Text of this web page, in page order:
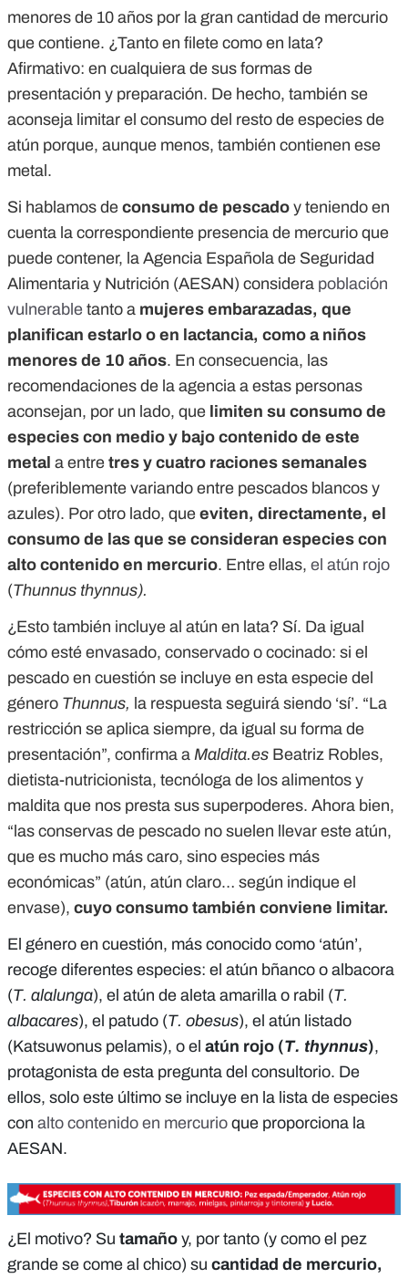
menores de 10 años por la gran cantidad de mercurio
que contiene. ¿Tanto en filete como en lata?
Afirmativo: en cualquiera de sus formas de
presentación y preparación. De hecho, también se
aconseja limitar el consumo del resto de especies de
atún porque, aunque menos, también contienen ese
metal.
Si hablamos de consumo de pescado y teniendo en
cuenta la correspondiente presencia de mercurio que
puede contener, la Agencia Española de Seguridad
Alimentaria y Nutrición (AESAN) considera población
vulnerable tanto a mujeres embarazadas, que
planifican estarlo o en lactancia, como a niños
menores de 10 años. En consecuencia, las
recomendaciones de la agencia a estas personas
aconsejan, por un lado, que limiten su consumo de
especies con medio y bajo contenido de este
metal a entre tres y cuatro raciones semanales
(preferiblemente variando entre pescados blancos y
azules). Por otro lado, que eviten, directamente, el
consumo de las que se consideran especies con
alto contenido en mercurio. Entre ellas, el atún rojo
(Thunnus thynnus).
¿Esto también incluye al atún en lata? Sí. Da igual
cómo esté envasado, conservado o cocinado: si el
pescado en cuestión se incluye en esta especie del
género Thunnus, la respuesta seguirá siendo ‘sí’. “La
restricción se aplica siempre, da igual su forma de
presentación”, confirma a Maldita.es Beatriz Robles,
dietista-nutricionista, tecnóloga de los alimentos y
maldita que nos presta sus superpoderes. Ahora bien,
“las conservas de pescado no suelen llevar este atún,
que es mucho más caro, sino especies más
económicas” (atún, atún claro… según indique el
envase), cuyo consumo también conviene limitar.
El género en cuestión, más conocido como ‘atún’,
recoge diferentes especies: el atún bñanco o albacora
(T. alalunga), el atún de aleta amarilla o rabil (T.
albacares), el patudo (T. obesus), el atún listado
(Katsuwonus pelamis), o el atún rojo (T. thynnus),
protagonista de esta pregunta del consultorio. De
ellos, solo este último se incluye en la lista de especies
con alto contenido en mercurio que proporciona la
AESAN.
¿El motivo? Su tamaño y, por tanto (y como el pez
grande se come al chico) su cantidad de mercurio,